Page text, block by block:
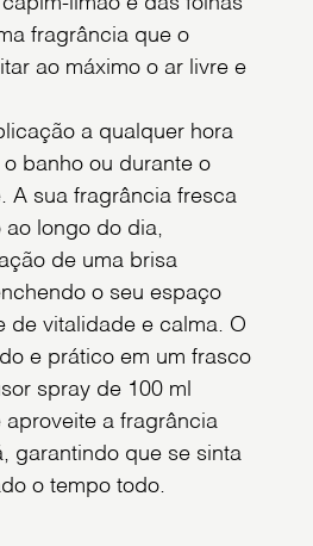
fragrância que o
ao máximo o ar livre e
a qualquer hora
banho ou durante o
A sua fragrância fresca
ao longo do dia,
de uma brisa
o seu espaço
de vitalidade e calma. O
e prático em um frasco
spray de 100 ml
aproveite a fragrância
garantindo que se sinta
o tempo todo.